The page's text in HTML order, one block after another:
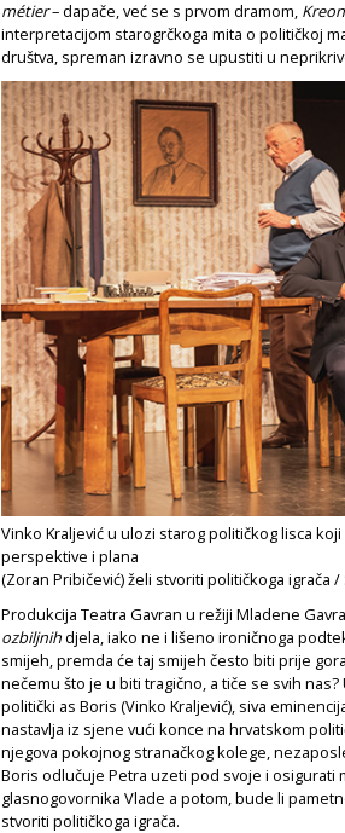
métier– dapače, već se s prvom dramom,
interpretacijom starogrčkoga mita o političkoj
društva, spreman izravno se upustiti u
Vinko Kraljević u ulozi starog političkog lisca
perspektive i plana
(Zoran Pribičević) želi stvoriti političkoga igrača /
Produkcija Teatra Gavran u režiji Mladene
ozbiljnihdjela, iako ne i lišeno ironičnoga
smijeh, premda će taj smijeh često biti prije
nečemu što je u biti tragično, a tiče se svih
politički as Boris (Vinko Kraljević), siva
nastavlja iz sjene vući konce na hrvatskom
njegova pokojnog stranačkog kolege,
Boris odlučuje Petra uzeti pod svoje i osigurati
glasnogovornika Vlade a potom, bude li
stvoriti političkoga igrača.